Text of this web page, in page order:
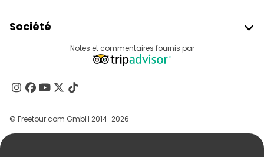
Connexion Du Fournisseur
Programme D’affiliation
Société
Contactez-Nous
Groupes
Aide
Notes et commentaires fournis par
© Freetour.com GmbH 2014-2026